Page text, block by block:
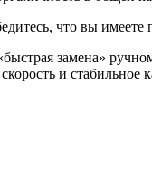
что вы имеете
замена»
и